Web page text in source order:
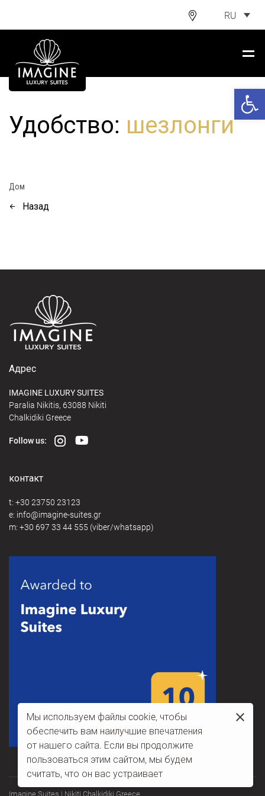
RU
Удобство: шезлонги
Дом
Назад
Адрес
IMAGINE LUXURY SUITES
Paralia Nikitis, 63088 Nikiti
Chalkidiki Greece
Follow us:
контакт
t: +30 23750 23123
e:
@
m: +30 697 33 44 555 (viber/whatsapp)
Imagine Suites | Nikiti Chalkidiki Greece
Мы используем файлы cookie, чтобы
обеспечить вам наилучшие впечатления
от нашего сайта. Если вы продолжите
пользоваться этим сайтом, мы будем
считать, что он вас устраивает